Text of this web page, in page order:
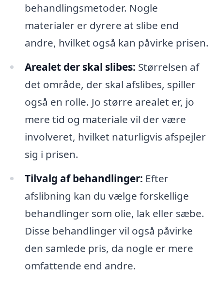
behandlingsmetoder. Nogle
materialer er dyrere at slibe end
andre, hvilket også kan påvirke prisen.
Arealet der skal slibes: Størrelsen af
det område, der skal afslibes, spiller
også en rolle. Jo større arealet er, jo
mere tid og materiale vil der være
involveret, hvilket naturligvis afspejler
sig i prisen.
Tilvalg af behandlinger: Efter
afslibning kan du vælge forskellige
behandlinger som olie, lak eller sæbe.
Disse behandlinger vil også påvirke
den samlede pris, da nogle er mere
omfattende end andre.